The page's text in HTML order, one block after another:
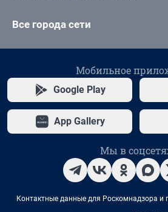
Все города сети
Мобильное
Google Play
App Gallery
Мы в
Контактные данные для Роскомнадзора и